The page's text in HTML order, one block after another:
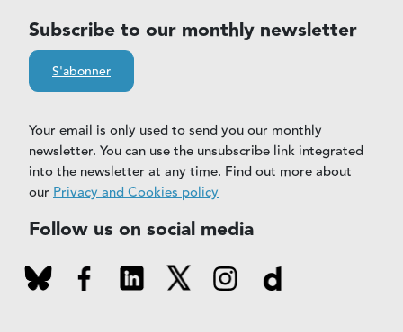
Subscribe to our monthly newsletter
S'abonner
Your email is only used to send you our monthly
newsletter. You can use the unsubscribe link integrated
into the newsletter at any time. Find out more about
our Privacy and Cookies policy
Follow us on social media